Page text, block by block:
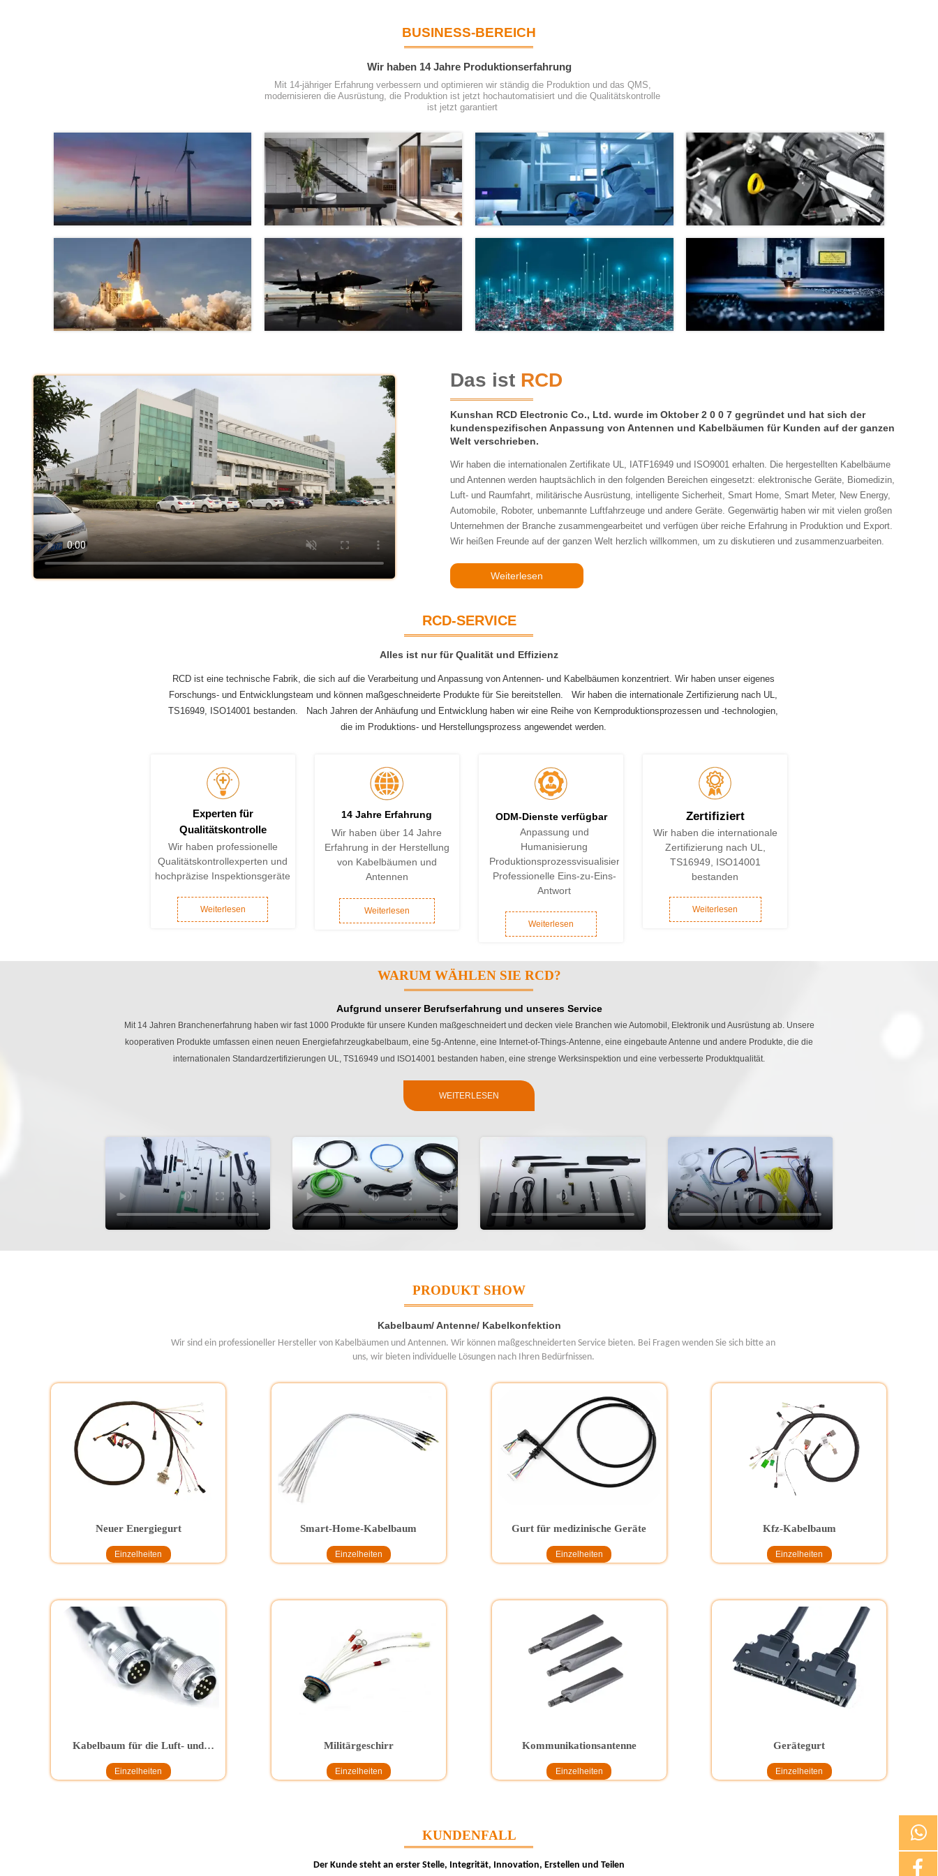
BUSINESS-BEREICH
Wir haben 14 Jahre Produktionserfahrung
Mit 14-jähriger Erfahrung verbessern und optimieren wir ständig die Produktion und das QMS,
modernisieren die Ausrüstung, die Produktion ist jetzt hochautomatisiert und die Qualitätskontrolle
ist jetzt garantiert
Neue Energie Intelligentes Zuhause Medizinisch Automobil
Das ist RCD
Kunshan RCD Electronic Co., Ltd. wurde im Oktober 2 0 0 7 gegründet und hat sich der
kundenspezifischen Anpassung von Antennen und Kabelbäumen für Kunden auf der ganzen
Welt verschrieben.
Wir haben die internationalen Zertifikate UL, IATF16949 und ISO9001 erhalten. Die hergestellten Kabelbäume
und Antennen werden hauptsächlich in den folgenden Bereichen eingesetzt: elektronische Geräte, Biomedizin,
Luft- und Raumfahrt, militärische Ausrüstung, intelligente Sicherheit, Smart Home, Smart Meter, New Energy,
Automobile, Roboter, unbemannte Luftfahrzeuge und andere Geräte. Gegenwärtig haben wir mit vielen großen
Unternehmen der Branche zusammengearbeitet und verfügen über reiche Erfahrung in Produktion und Export.
Wir heißen Freunde auf der ganzen Welt herzlich willkommen, um zu diskutieren und zusammenzuarbeiten.
Weiterlesen
RCD-SERVICE
Alles ist nur für Qualität und Effizienz
RCD ist eine technische Fabrik, die sich auf die Verarbeitung und Anpassung von Antennen- und Kabelbäumen konzentriert. Wir haben unser eigenes
Forschungs- und Entwicklungsteam und können maßgeschneiderte Produkte für Sie bereitstellen.
Wir haben die internationale Zertifizierung nach UL,
TS16949, ISO14001 bestanden.
Nach Jahren der Anhäufung und Entwicklung haben wir eine Reihe von Kernproduktionsprozessen und -technologien,
die im Produktions- und Herstellungsprozess angewendet werden.
Experten für
Qualitätskontrolle
Wir haben professionelle
Qualitätskontrollexperten und
hochpräzise Inspektionsgeräte
Weiterlesen
14 Jahre Erfahrung
Wir haben über 14 Jahre
Erfahrung in der Herstellung
von Kabelbäumen und
Antennen
Weiterlesen
ODM-Dienste verfügbar
Anpassung und
Humanisierung
Produktionsprozessvisualisierung
Professionelle Eins-zu-Eins-
Antwort
Weiterlesen
Zertifiziert
Wir haben die internationale
Zertifizierung nach UL,
TS16949, ISO14001
bestanden
Weiterlesen
WARUM WÄHLEN SIE RCD?
Aufgrund unserer Berufserfahrung und unseres Service
Mit 14 Jahren Branchenerfahrung haben wir fast 1000 Produkte für unsere Kunden maßgeschneidert und decken viele Branchen wie Automobil, Elektronik und Ausrüstung ab. Unsere
kooperativen Produkte umfassen einen neuen Energiefahrzeugkabelbaum, eine 5g-Antenne, eine Internet-of-Things-Antenne, eine eingebaute Antenne und andere Produkte, die die
internationalen Standardzertifizierungen UL, TS16949 und ISO14001 bestanden haben, eine strenge Werksinspektion und eine verbesserte Produktqualität.
WEITERLESEN
PRODUKT SHOW
Kabelbaum/ Antenne/ Kabelkonfektion
Wir sind ein professioneller Hersteller von Kabelbäumen und Antennen. Wir können maßgeschneiderten Service bieten. Bei Fragen wenden Sie sich bitte an
uns, wir bieten individuelle Lösungen nach Ihren Bedürfnissen.
Neuer Energiegurt
Einzelheiten
Smart-Home-Kabelbaum
Einzelheiten
Gurt für medizinische Geräte
Einzelheiten
Kfz-Kabelbaum
Einzelheiten
Kabelbaum für die Luft- und
Einzelheiten
Militärgeschirr
Einzelheiten
Kommunikationsantenne
Einzelheiten
Gerätegurt
Einzelheiten
KUNDENFALL
Der Kunde steht an erster Stelle, Integrität, Innovation, Erstellen und Teilen

